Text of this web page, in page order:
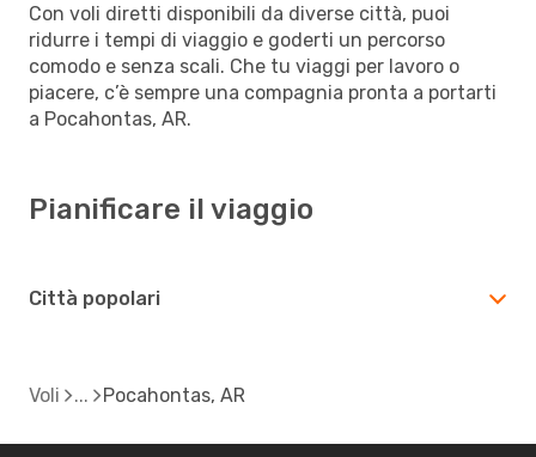
Con voli diretti disponibili da diverse città, puoi
ridurre i tempi di viaggio e goderti un percorso
comodo e senza scali. Che tu viaggi per lavoro o
piacere, c’è sempre una compagnia pronta a portarti
a Pocahontas, AR.
Pianificare il viaggio
Città popolari
Voli Pocahontas, AR